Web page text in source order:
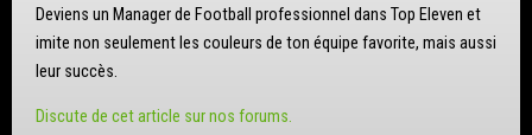
Deviens un Manager de Football professionnel dans Top Eleven et
imite non seulement les couleurs de ton équipe favorite, mais aussi
leur succès.
Discute de cet article sur nos forums.